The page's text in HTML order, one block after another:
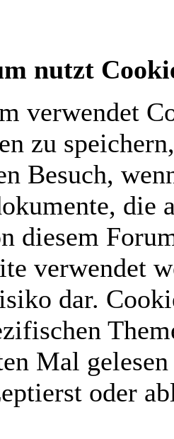
nutzt
verwendet
zu
Besuch,
die
diesem
verwendet
dar.
Mal
oder